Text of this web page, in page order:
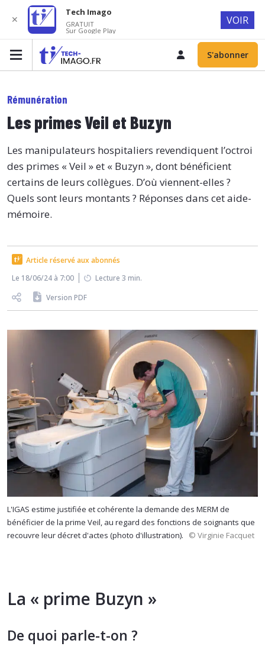
S'abonner
Rémunération
Les primes Veil et Buzyn
Les manipulateurs hospitaliers revendiquent l’octroi
des primes « Veil » et « Buzyn », dont bénéficient
certains de leurs collègues. D’où viennent-elles ?
Quels sont leurs montants ? Réponses dans cet aide-
mémoire.
Article réservé aux abonnés
Le 18/06/24 à 7:00
Lecture 3 min.
Version PDF
L'IGAS estime justifiée et cohérente la demande des MERM de
bénéficier de la prime Veil, au regard des fonctions de soignants que
recouvre leur décret d'actes (photo d'illustration).
© Virginie Facquet
La « prime Buzyn »
De quoi parle-t-on ?
✕
Tech Imago
GRATUIT
Sur Google Play
VOIR